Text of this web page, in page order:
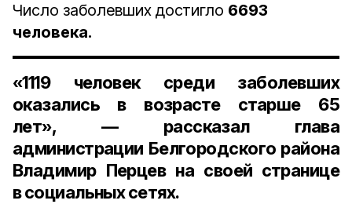
Число заболевших достигло 6693
человека.
«1119 человексреди заболевших
оказались в возрасте старше 65
лет», — рассказал глава
администрации Белгородского района
Владимир Перцевна своей странице
в социальных сетях.